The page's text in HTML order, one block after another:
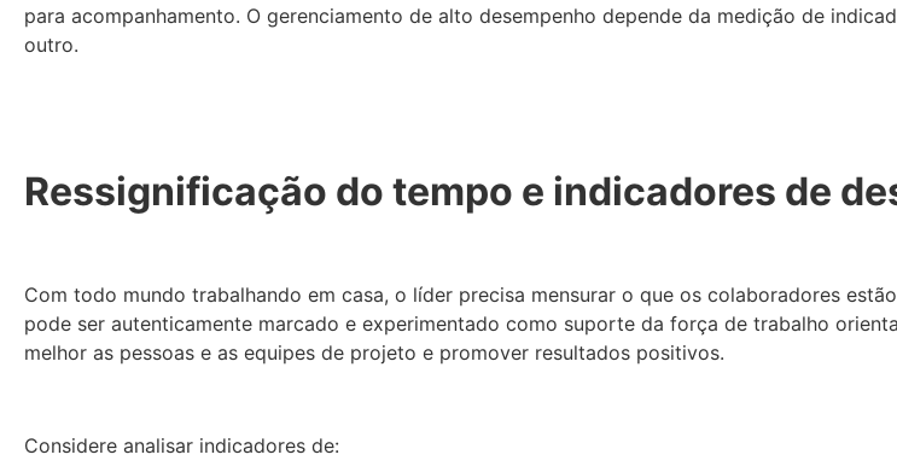
para acompanhamento. O gerenciamento de alto desempenho depende da medição de
outro.
Ressignificação do tempo e indicadores de
Com todo mundo trabalhando em casa, o líder precisa mensurar o que os colaboradores
pode ser autenticamente marcado e experimentado como suporte da força de trabalho
melhor as pessoas e as equipes de projeto e promover resultados positivos.
Considere analisar indicadores de: